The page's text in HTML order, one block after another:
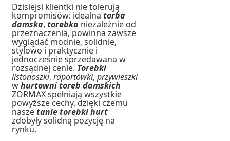
Dzisiejsi klientki nie tolerują
kompromisów: idealnatorba
damska,torebka niezależnie od
przeznaczenia, powinna zawsze
wyglądać modnie, solidnie,
stylowo i praktycznie i
jednocześnie sprzedawana w
rozsądnej cenie. Torebki
listonoszki,raportówki,przywieszki
whurtowni toreb damskich
ZORMAX spełniają wszystkie
powyższe cechy, dzięki czemu
naszetanie torebki hurt
zdobyły solidną pozycję na
rynku.